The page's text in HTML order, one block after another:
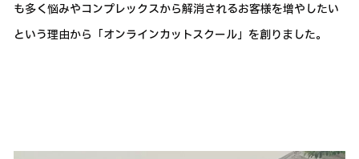
も多く悩みやコンプレックスから解消されるお客様を増やしたい
という理由から「オンラインカットスクール」を創りました。